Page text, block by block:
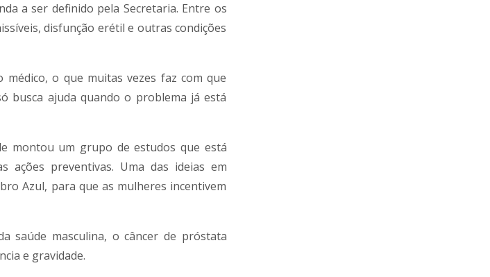
a ser definido pela Secretaria. Entre os
disfunção erétil e outras condições
o que muitas vezes faz com que
busca ajuda quando o problema já está
montou um grupo de estudos que está
ações preventivas. Uma das ideias em
Azul, para que as mulheres incentivem
saúde masculina, o câncer de próstata
e gravidade.